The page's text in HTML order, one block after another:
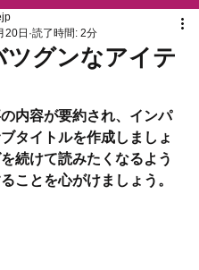
ツグンなアイテ
20日 読了時間: 2分
内容が要約され、インパ
タイトルを作成しましょ
続けて読みたくなるよう
ことを心がけましょう。